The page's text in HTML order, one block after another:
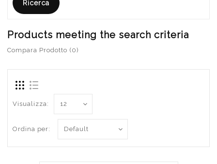
Products meeting the search criteria
Compara Prodotto (0)
Visualizza:
Ordina per: